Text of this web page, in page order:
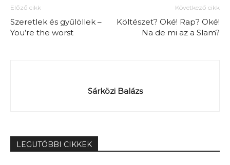
Előző cikk
Szeretlek és gyűlöllek –
You’re the worst
Következő cikk
Költészet? Oké! Rap? Oké!
Na de mi az a Slam?
Sárközi Balázs
LEGUTÓBBI CIKKEK